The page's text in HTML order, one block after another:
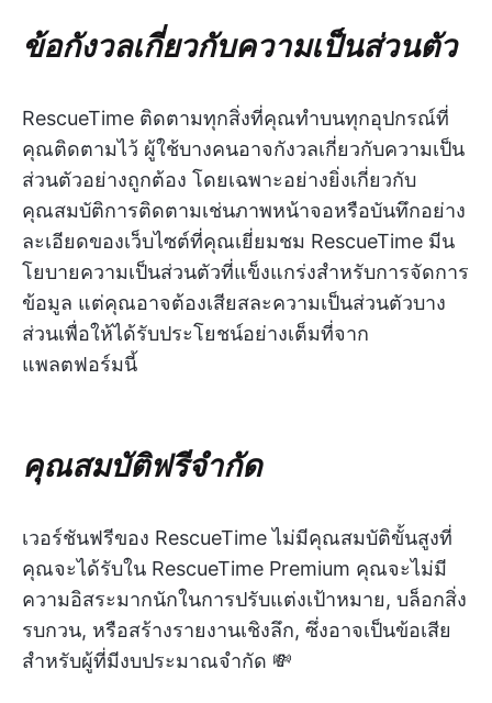
ข้อกังวลเกี่ยวกับความเป็นส่วนตัว
RescueTime ติดตามทุกสิ่งที่คุณทำบนทุกอุปกรณ์ที่
คุณติดตามไว้ ผู้ใช้บางคนอาจกังวลเกี่ยวกับความเป็น
ส่วนตัวอย่างถูกต้อง โดยเฉพาะอย่างยิ่งเกี่ยวกับ
คุณสมบัติการติดตามเช่นภาพหน้าจอหรือบันทึกอย่าง
ละเอียดของเว็บไซต์ที่คุณเยี่ยมชม RescueTime มีน
โยบายความเป็นส่วนตัวที่แข็งแกร่งสำหรับการจัดการ
ข้อมูล แต่คุณอาจต้องเสียสละความเป็นส่วนตัวบาง
ส่วนเพื่อให้ได้รับประโยชน์อย่างเต็มที่จาก
แพลตฟอร์มนี้
คุณสมบัติฟรีจำกัด
เวอร์ชันฟรีของ RescueTime ไม่มีคุณสมบัติขั้นสูงที่
คุณจะได้รับใน RescueTime Premium คุณจะไม่มี
ความอิสระมากนักในการปรับแต่งเป้าหมาย, บล็อกสิ่ง
รบกวน, หรือสร้างรายงานเชิงลึก, ซึ่งอาจเป็นข้อเสีย
สำหรับผู้ที่มีงบประมาณจำกัด 💸